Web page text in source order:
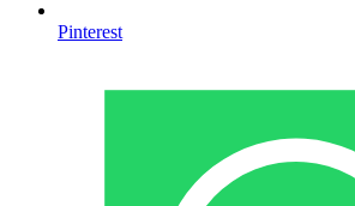
Pinterest